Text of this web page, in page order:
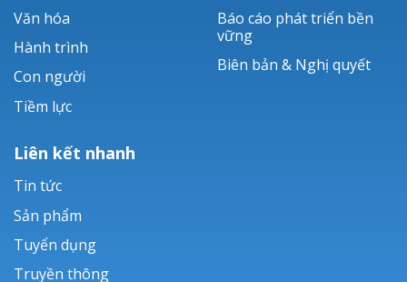
Văn hóa
Hành trình
Con người
Tiềm lực
Báo cáo phát triển bền
vững
Biên bản & Nghị quyết
Liên kết nhanh
Tin tức
Sản phẩm
Tuyển dụng
Truyền thông